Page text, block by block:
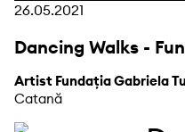
26.05.2021
Dancing Walks -
Artist Fundația Gabriela
Catană